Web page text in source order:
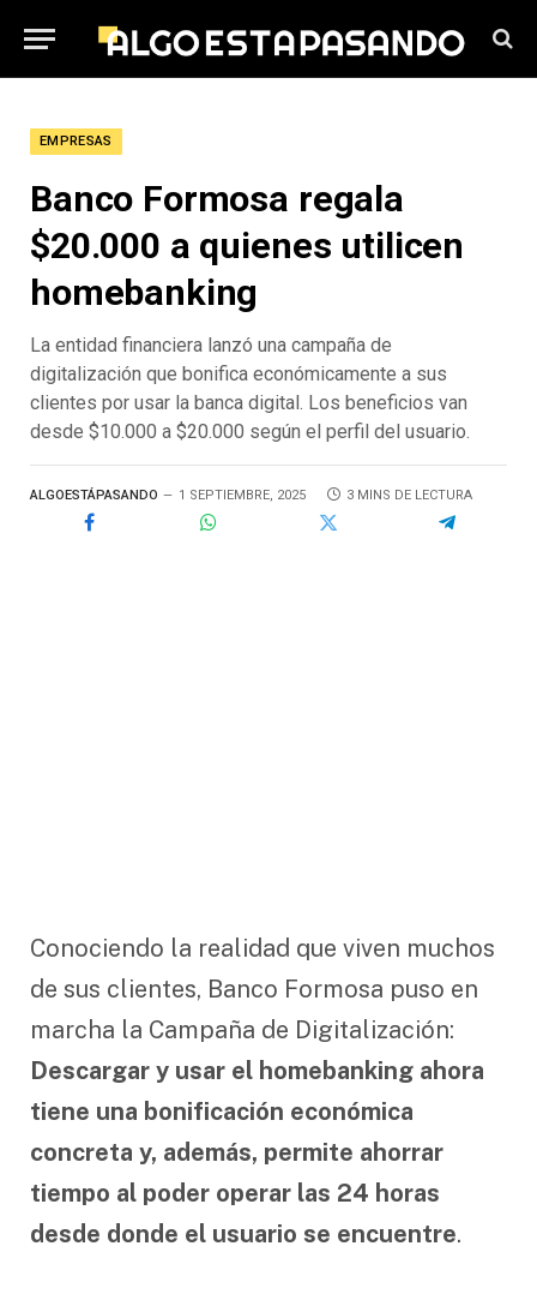
EMPRESAS
Banco Formosa regala
$20.000 a quienes utilicen
homebanking
La entidad financiera lanzó una campaña de
digitalización que bonifica económicamente a sus
clientes por usar la banca digital. Los beneficios van
desde $10.000 a $20.000 según el perfil del usuario.
ALGOESTÁPASANDO 1 SEPTIEMBRE, 2025 3 MINS DE LECTURA
Conociendo la realidad que viven muchos
de sus clientes, Banco Formosa puso en
marcha la Campaña de Digitalización:
Descargar y usar el homebanking ahora
tiene una bonificación económica
concreta y, además, permite ahorrar
tiempo al poder operar las 24 horas
desde donde el usuario se encuentre.